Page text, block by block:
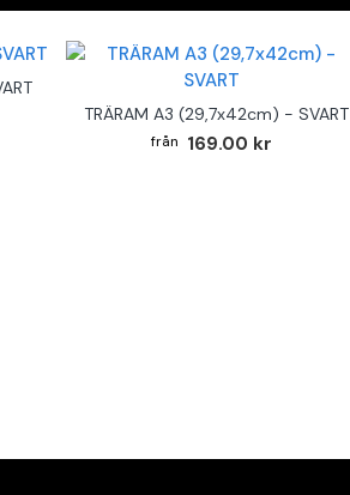
TRÄRAM A3 (29,7x42cm) - SVART
169.00 kr